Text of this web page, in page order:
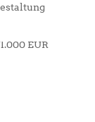
EUR